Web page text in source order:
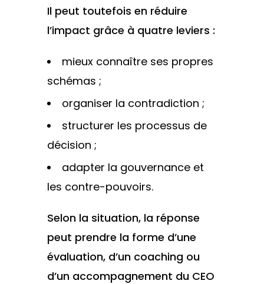
Il peut toutefois en réduire
l’impact grâce à quatre leviers :
mieux connaître ses propres
schémas ;
organiser la contradiction ;
structurer les processus de
décision ;
adapter la gouvernance et
les contre-pouvoirs.
Selon la situation, la réponse
peut prendre la forme d’une
évaluation, d’un coaching ou
d’un accompagnement du CEO